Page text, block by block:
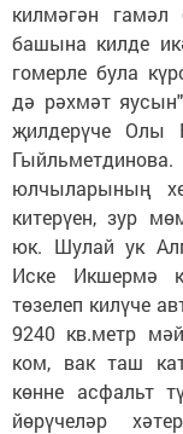
килмәгән
башына килде
гомерле була
дә рәхмәт
җилдерүче Олы
юлчыларының
китерүен, зур
юк. Шулай ук
Иске Икшермә
төзелеп килүче
9240 кв.метр
ком, вак таш
көнне асфальт
йөрү­челәр